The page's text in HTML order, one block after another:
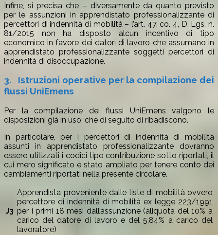
Infine, si precisa che – diversamente da quanto previsto
per le assunzioni in apprendistato professionalizzante di
percettori di indennità di mobilità – l’art. 47. co. 4, D. Lgs. n.
81/2015 non ha disposto alcun incentivo di tipo
economico in favore dei datori di lavoro che assumano in
apprendistato professionalizzante soggetti percettori di
indennità di disoccupazione.
3. Istruzioni operative per la compilazione dei
flussi UniEmens
Per la compilazione dei flussi UniEmens valgono le
disposizioni già in uso, che di seguito di ribadiscono.
In particolare, per i percettori di indennità di mobilità
assunti in apprendistato professionalizzante dovranno
essere utilizzati i codici tipo contribuzione sotto riportati, il
cui mero significato è stato ampliato per tenere conto dei
cambiamenti riportati nella presente circolare.
J3
Apprendista proveniente dalle liste di mobilità ovvero
percettore di indennità di mobilità ex legge 223/1991
per i primi 18 mesi dall’assunzione (aliquota del 10% a
carico del datore di lavoro e del 5,84% a carico del
lavoratore)